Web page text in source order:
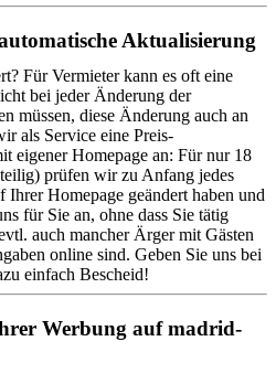
Aktualisierung
Für Vermieter kann es oft eine
bei jeder Änderung der
müssen, diese Änderung auch an
als Service eine Preis-
eigener Homepage an: Für nur 18
prüfen wir zu Anfang jedes
Ihrer Homepage geändert haben und
für Sie an, ohne dass Sie tätig
auch mancher Ärger mit Gästen
online sind. Geben Sie uns bei
einfach Bescheid!
Werbung auf madrid-